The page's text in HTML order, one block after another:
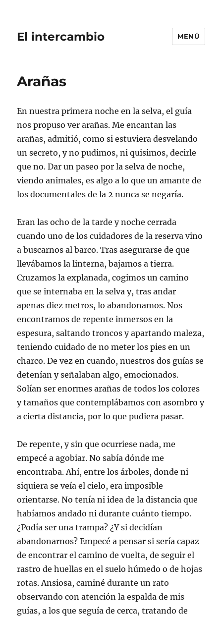
El intercambio MENÚ
Arañas
En nuestra primera noche en la selva, el guía
nos propuso ver arañas. Me encantan las
arañas, admitió, como si estuviera desvelando
un secreto, y no pudimos, ni quisimos, decirle
que no. Dar un paseo por la selva de noche,
viendo animales, es algo a lo que un amante de
los documentales de la 2 nunca se negaría.
Eran las ocho de la tarde y noche cerrada
cuando uno de los cuidadores de la reserva vino
a buscarnos al barco. Tras asegurarse de que
llevábamos la linterna, bajamos a tierra.
Cruzamos la explanada, cogimos un camino
que se internaba en la selva y, tras andar
apenas diez metros, lo abandonamos. Nos
encontramos de repente inmersos en la
espesura, saltando troncos y apartando maleza,
teniendo cuidado de no meter los pies en un
charco. De vez en cuando, nuestros dos guías se
detenían y señalaban algo, emocionados.
Solían ser enormes arañas de todos los colores
y tamaños que contemplábamos con asombro y
a cierta distancia, por lo que pudiera pasar.
De repente, y sin que ocurriese nada, me
empecé a agobiar. No sabía dónde me
encontraba. Ahí, entre los árboles, donde ni
siquiera se veía el cielo, era imposible
orientarse. No tenía ni idea de la distancia que
habíamos andado ni durante cuánto tiempo.
¿Podía ser una trampa? ¿Y si decidían
abandonarnos? Empecé a pensar si sería capaz
de encontrar el camino de vuelta, de seguir el
rastro de huellas en el suelo húmedo o de hojas
rotas. Ansiosa, caminé durante un rato
observando con atención la espalda de mis
guías, a los que seguía de cerca, tratando de